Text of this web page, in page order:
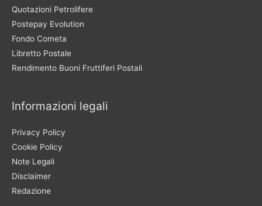
Quotazioni Petrolifere
Postepay Evolution
Fondo Cometa
Libretto Postale
Rendimento Buoni Fruttiferi Postali
Informazioni legali
Privacy Policy
Cookie Policy
Note Legali
Disclaimer
Redazione